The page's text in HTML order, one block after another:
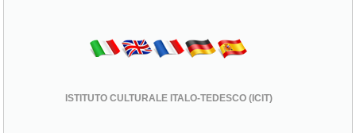
ISTITUTO CULTURALE ITALO-TEDESCO (ICIT)